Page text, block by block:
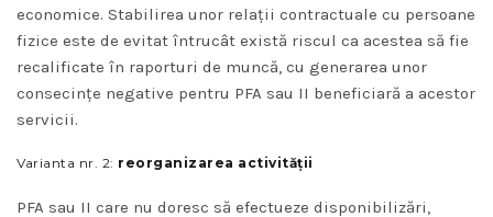
economice. Stabilirea unor relații contractuale cu persoane
fizice este de evitat întrucât există riscul ca acestea să fie
recalificate în raporturi de muncă, cu generarea unor
consecințe negative pentru PFA sau II beneficiară a acestor
servicii.
Varianta nr. 2: reorganizarea activității
PFA sau II care nu doresc să efectueze disponibilizări,